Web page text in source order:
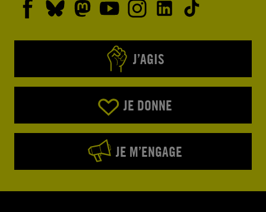
J’AGIS
JE DONNE
JE M’ENGAGE